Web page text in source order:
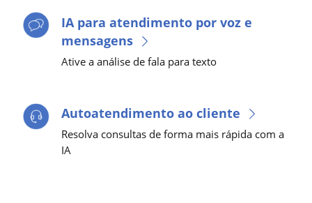
IA para atendimento por voz e
mensagens
Ative a análise de fala para texto
Autoatendimento ao cliente
Resolva consultas de forma mais rápida com a
IA